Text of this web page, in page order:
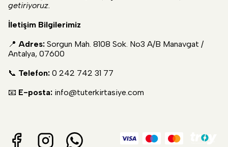
getiriyoruz.
İletişim Bilgilerimiz
📍 Adres: Sorgun Mah. 8108 Sok. No3 A/B Manavgat /
Antalya, 07600
📞 Telefon: 0 242 742 31 77
📧 E-posta: info@tuterkirtasiye.com